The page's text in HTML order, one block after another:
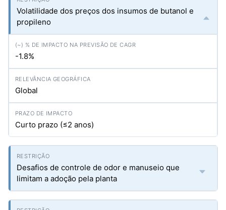
Volatilidade dos preços dos insumos de butanol e
propileno
-1.8%
Global
Curto prazo (≤2 anos)
Desafios de controle de odor e manuseio que
limitam a adoção pela planta